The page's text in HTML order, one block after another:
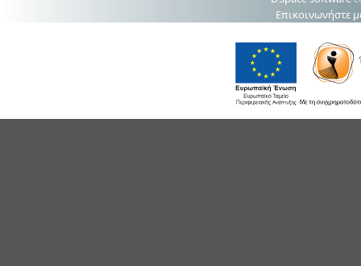
Επικοινωνήστε